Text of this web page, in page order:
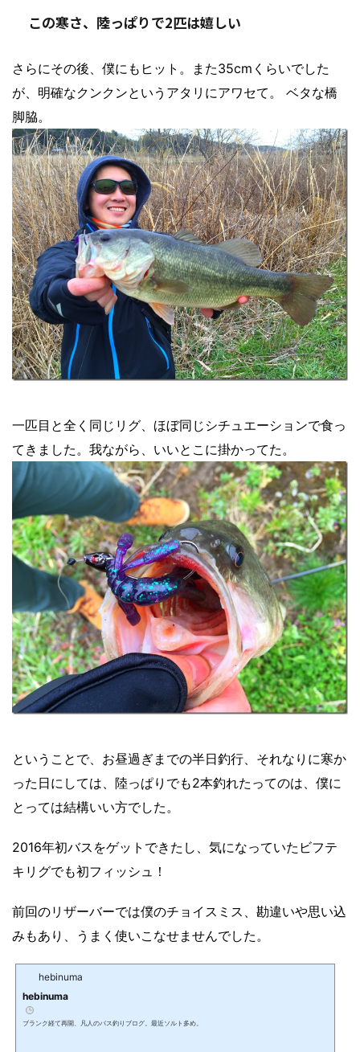
この寒さ、陸っぱりで2匹は嬉しい
さらにその後、僕にもヒット。また35cmくらいでした
が、明確なクンクンというアタリにアワセて。 ベタな橋
脚脇。
一匹目と全く同じリグ、ほぼ同じシチュエーションで食っ
てきました。我ながら、いいとこに掛かってた。
ということで、お昼過ぎまでの半日釣行、それなりに寒か
った日にしては、陸っぱりでも2本釣れたってのは、僕に
とっては結構いい方でした。
2016年初バスをゲットできたし、気になっていたビフテ
キリグでも初フィッシュ！
前回のリザーバーでは僕のチョイスミス、勘違いや思い込
みもあり、うまく使いこなせませんでした。
hebinuma
hebinuma
ブランク経て再開、凡人のバス釣りブログ。最近ソルト多め。